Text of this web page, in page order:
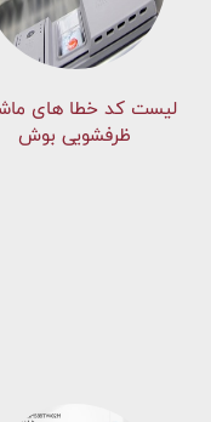
لیست کد خطا های
ظرفشویی بوش